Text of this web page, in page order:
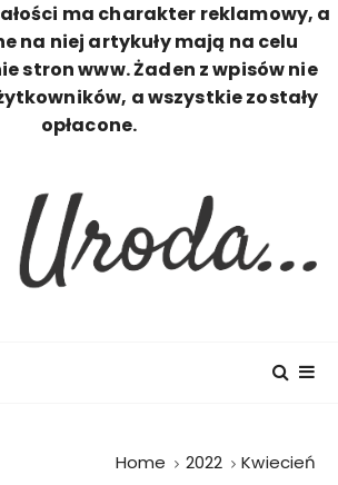
ma charakter reklamowy, a
na niej artykuły mają na celu
stron www. Żaden z wpisów nie
a wszystkie zostały
opłacone.
Home 2022 Kwiecień